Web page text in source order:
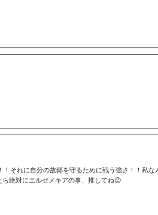
それに自分の故郷を守るために戦う強さ！！私
絶対にエルゼメキアの事、推してね😉